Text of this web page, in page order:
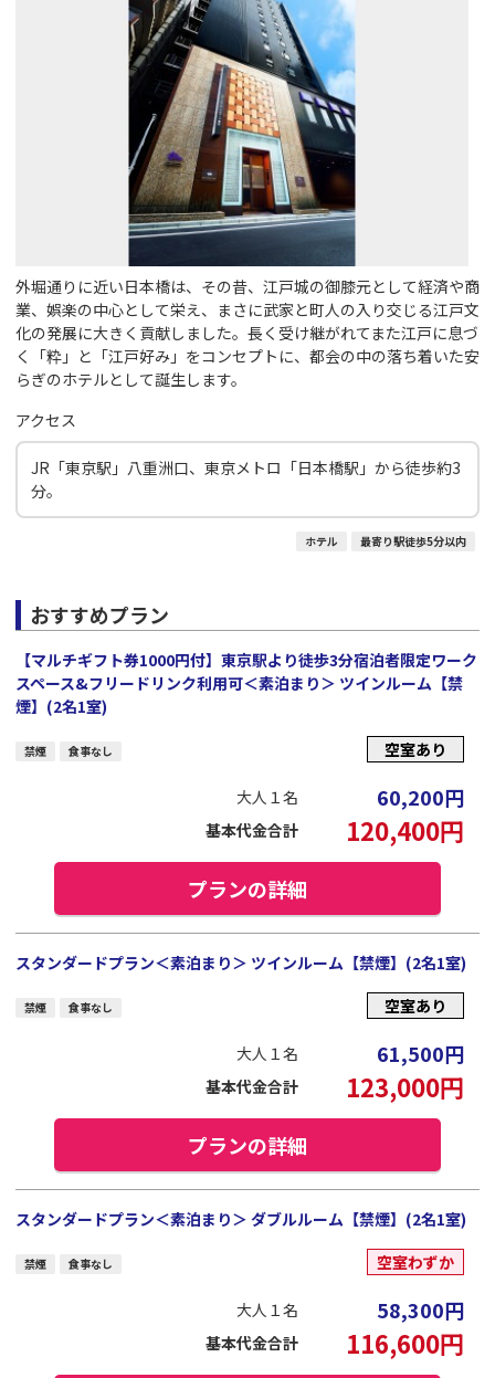
外堀通りに近い日本橋は、その昔、江戸城の御膝元として経済や商
業、娯楽の中心として栄え、まさに武家と町人の入り交じる江戸文
化の発展に大きく貢献しました。長く受け継がれてまた江戸に息づ
く「粋」と「江戸好み」をコンセプトに、都会の中の落ち着いた安
らぎのホテルとして誕生します。
アクセス
JR「東京駅」八重洲口、東京メトロ「日本橋駅」から徒歩約3
分。
ホテル 最寄り駅徒歩5分以内
おすすめプラン
【マルチギフト券1000円付】東京駅より徒歩3分宿泊者限定ワーク
スペース&フリードリンク利用可＜素泊まり＞ ツインルーム【禁
煙】(2名1室)
禁煙 食事なし 空室あり
大人１名 60,200円
基本代金合計 120,400円
プランの詳細
スタンダードプラン＜素泊まり＞ ツインルーム【禁煙】(2名1室)
禁煙 食事なし 空室あり
大人１名 61,500円
基本代金合計 123,000円
プランの詳細
スタンダードプラン＜素泊まり＞ ダブルルーム【禁煙】(2名1室)
禁煙 食事なし 空室わずか
大人１名 58,300円
基本代金合計 116,600円